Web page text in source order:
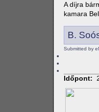
A díjra
kamara
B.
Submitted by
Időpont: